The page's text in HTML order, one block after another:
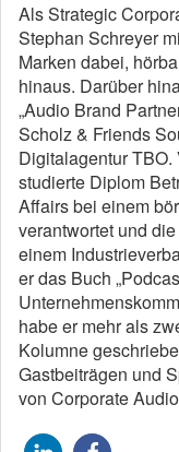
Als Strategic
Stephan Schreyer
Marken dabei,
hinaus. Darüber
„Audio Brand
Scholz & Friends
Digitalagentur
studierte Diplom
Affairs bei einem
verantwortet und
einem
er das Buch
habe er mehr als
Kolumne
Gastbeiträgen und
von Corporate